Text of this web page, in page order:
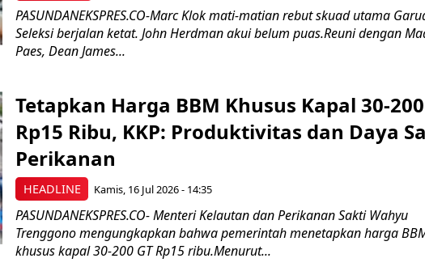
PASUNDANEKSPRES.CO-Marc Klok mati-matian rebut skuad utama
Seleksi berjalan ketat. John Herdman akui belum puas.Reuni dengan
Paes, Dean James...
HEADLINE
Tetapkan Harga BBM Khusus Kapal 30-200
Rp15 Ribu, KKP: Produktivitas dan Daya
Perikanan
Kamis, 16 Jul 2026 - 14:35
PASUNDANEKSPRES.CO- Menteri Kelautan dan Perikanan Sakti Wahyu
Trenggono mengungkapkan bahwa pemerintah menetapkan harga
khusus kapal 30-200 GT Rp15 ribu.Menurut...